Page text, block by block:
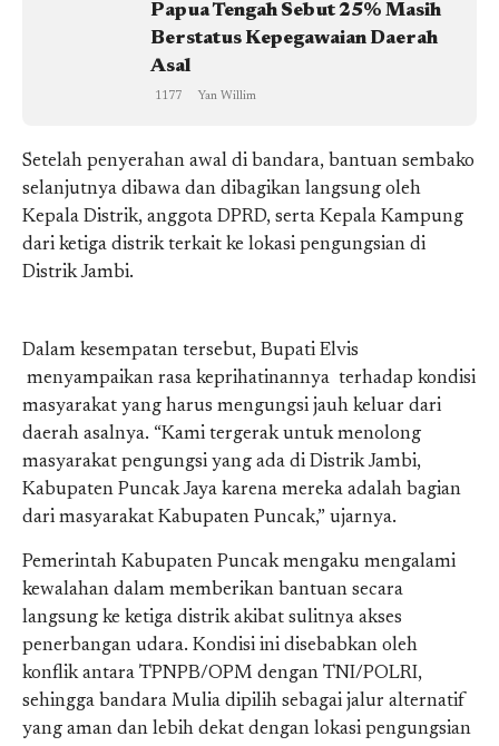
Papua Tengah Sebut 25% Masih
Berstatus Kepegawaian Daerah
Asal
1177 Yan Willim
Setelah penyerahan awal di bandara, bantuan sembako
selanjutnya dibawa dan dibagikan langsung oleh
Kepala Distrik, anggota DPRD, serta Kepala Kampung
dari ketiga distrik terkait ke lokasi pengungsian di
Distrik Jambi.
Dalam kesempatan tersebut, Bupati Elvis
menyampaikan rasa keprihatinannya terhadap kondisi
masyarakat yang harus mengungsi jauh keluar dari
daerah asalnya. “Kami tergerak untuk menolong
masyarakat pengungsi yang ada di Distrik Jambi,
Kabupaten Puncak Jaya karena mereka adalah bagian
dari masyarakat Kabupaten Puncak,” ujarnya.
Pemerintah Kabupaten Puncak mengaku mengalami
kewalahan dalam memberikan bantuan secara
langsung ke ketiga distrik akibat sulitnya akses
penerbangan udara. Kondisi ini disebabkan oleh
konflik antara TPNPB/OPM dengan TNI/POLRI,
sehingga bandara Mulia dipilih sebagai jalur alternatif
yang aman dan lebih dekat dengan lokasi pengungsian